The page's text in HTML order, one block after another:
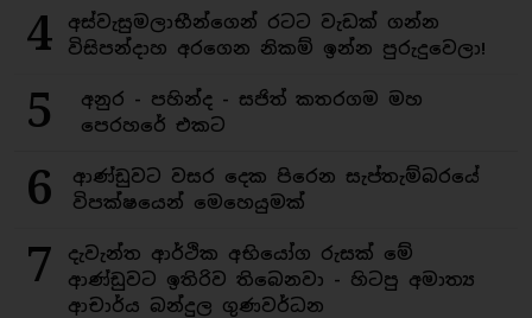
4
අස්වැසුමලාභීන්ගෙන් රටට වැඩක් ගන්න
විසිපන්දාහ අරගෙන නිකම් ඉන්න පුරුදුවෙලා!
5
අනුර - පහින්ද - සජිත් කතරගම මහ
පෙරහරේ එකට
6
ආණ්ඩුවට වසර දෙක පිරෙන සැප්තැම්බරයේ
විපක්ෂයෙන් මෙහෙයුමක්
7
දැවැන්ත ආර්ථික අභියෝග රුසක් මේ
ආණ්ඩුවට ඉතිරිව තිබෙනවා - හිටපු අමාත්‍ය
ආචාර්ය බන්දුල ගුණවර්ධන